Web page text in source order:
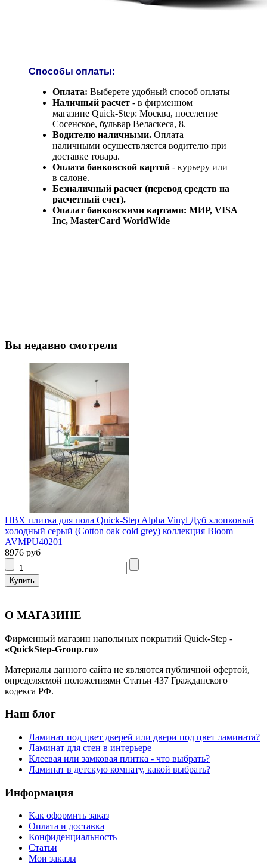
Способы оплаты:
Оплата: Выберете удобный способ оплаты
Наличный расчет - в фирменном
магазине Quick-Step: Москва, поселение
Сосенское, бульвар Веласкеса, 8.
Водителю наличными. Оплата
наличными осуществляется водителю при
доставке товара.
Оплата банковской картой - курьеру или
в салоне.
Безналичный расчет (перевод средств на
расчетный счет).
Опалат банковскими картами: МИР, VISA
Inc, MasterCard WorldWide
Вы недавно смотрели
ПВХ плитка для пола Quick-Step Alpha Vinyl Дуб хлопковый
холодный серый (Cotton oak cold grey) коллекция Bloom
AVMPU40201
8976 руб
О МАГАЗИНЕ
Фирменный магазин напольных покрытий Quick-Step -
«QuickStep-Group.ru»
Материалы данного сайта не являются публичной офертой,
определяемой положениями Статьи 437 Гражданского
кодекса РФ.
Наш блог
Ламинат под цвет дверей или двери под цвет ламината?
Ламинат для стен в интерьере
Клеевая или замковая плитка - что выбрать?
Ламинат в детскую комнату, какой выбрать?
Информация
Как оформить заказ
Оплата и доставка
Конфиденциальность
Статьи
Мои заказы